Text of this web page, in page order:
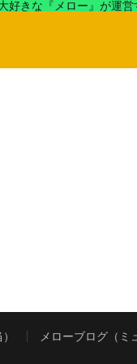
好きな『メロー』が運
メローブログ（ミ